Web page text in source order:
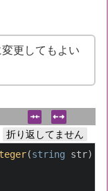
更してもよい
折り返してません
(string str)